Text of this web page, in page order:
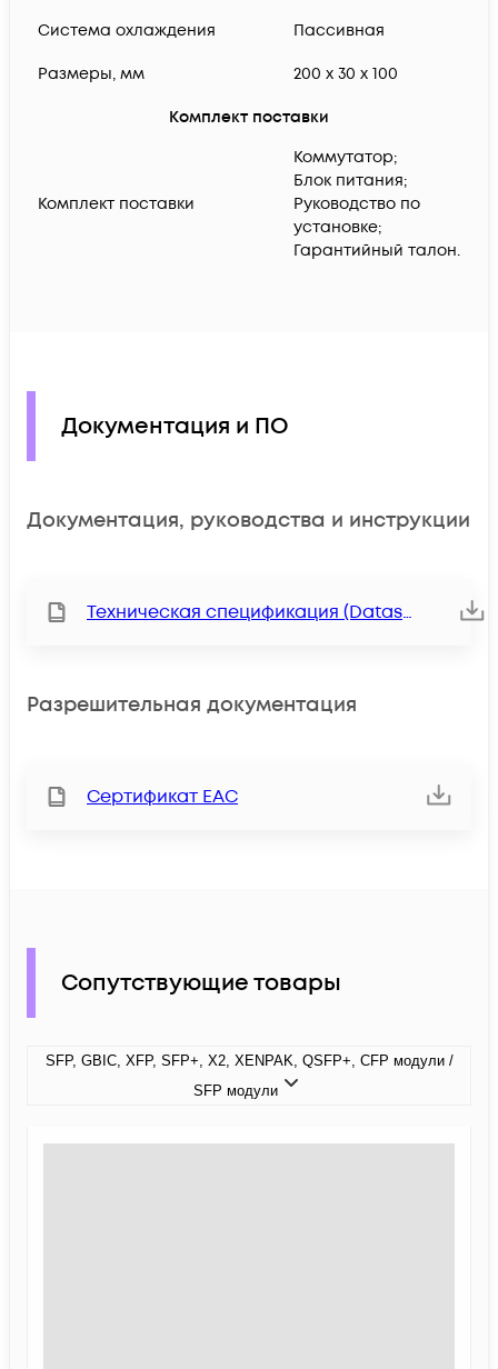
Система охлаждения Пассивная
Размеры, мм 200 x 30 x 100
Комплект поставки
Комплект поставки
Коммутатор;
Блок питания;
Руководство по
установке;
Гарантийный талон.
Документация и ПО
Документация, руководства и инструкции
Техническая спецификация (Datasheet)
Разрешительная документация
Сертификат ЕАС
Сопутствующие товары
SFP, GBIC, XFP, SFP+, X2, XENPAK, QSFP+, CFP модули /
SFP модули